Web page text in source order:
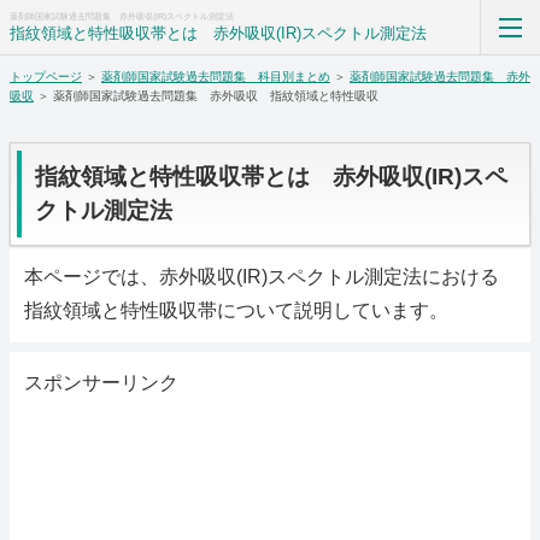
薬剤師国家試験過去問題集 赤外吸収(IR)スペクトル測定法
指紋領域と特性吸収帯とは 赤外吸収(IR)スペクトル測定法
薬剤師国家試験過去問題集解答解説科目別まとめ
ホーム
RSS購読
トップページ ＞ 薬剤師国家試験過去問題集 科目別まとめ ＞ 薬剤師国家試験過去問題集 赤外
吸収 ＞ 薬剤師国家試験過去問題集 赤外吸収 指紋領域と特性吸収
指紋領域と特性吸収帯とは 赤外吸収(IR)スペ
クトル測定法
本ページでは、赤外吸収(IR)スペクトル測定法における
指紋領域と特性吸収帯について説明しています。
スポンサーリンク